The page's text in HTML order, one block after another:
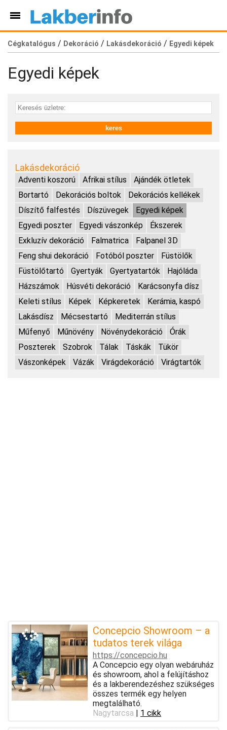
Cégkatalógus / Dekoráció / Lakásdekoráció / Egyedi képek
Egyedi képek
Lakásdekoráció
Adventi koszorú Afrikai stílus
Ajándék ötletek
Bortartó
Dekorációs boltok
Dekorációs kellékek
Díszítő falfestés
Díszüvegek
Egyedi képek
Egyedi poszter
Egyedi vászonkép
Ékszerek
Exkluzív dekoráció
Falmatrica
Falpanel 3D
Feng shui dekoráció
Fotóból poszter
Füstölők
Füstölőtartó
Gyertyák Gyertyatartók
Hajóláda
Házszámok
Húsvéti dekoráció
Karácsonyfa dísz
Keleti stílus
Képek Képkeretek
Kerámia, kaspó
Lakásdísz
Mécsestartó
Mediterrán stílus
Műfenyő
Műnövény Növénydekoráció
Órák
Poszterek
Szobrok Tálak Táskák
Tükör
Vászonképek
Vázák Virágdekoráció Virágtartók
Concepcio Showroom – a
tudatos terek világa
https://concepcio.hu
A Concepcio egy olyan webáruház
és showroom, ahol a felújításhoz
és a lakberendezéshez szükséges
összes termék egy helyen
megtalálható.
Nagytarcsa | 1 cikk